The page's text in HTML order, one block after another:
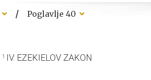
/ Poglavlje 40
1 IV. EZEKIELOV ZAKON